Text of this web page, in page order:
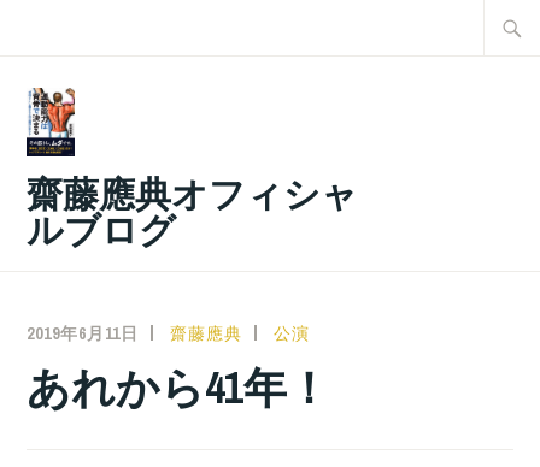
齋藤應典オフィシャ
ルブログ
2019年6月11日 齋藤應典 公演
あれから41年！